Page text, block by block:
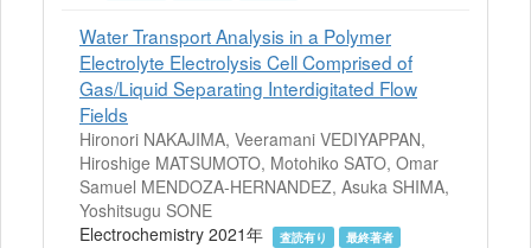
Water Transport Analysis in a Polymer
Electrolyte Electrolysis Cell Comprised of
Gas/Liquid Separating Interdigitated Flow
Fields
Hironori NAKAJIMA, Veeramani VEDIYAPPAN,
Hiroshige MATSUMOTO, Motohiko SATO, Omar
Samuel MENDOZA-HERNANDEZ, Asuka SHIMA,
Yoshitsugu SONE
Electrochemistry 2021年
査読有り
最終著者